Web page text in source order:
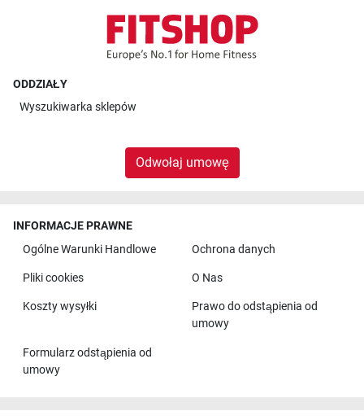
ODDZIAŁY
Wyszukiwarka sklepów
Odwołaj umowę
INFORMACJE PRAWNE
Ogólne Warunki Handlowe
Ochrona danych
Pliki cookies O Nas
Koszty wysyłki
Prawo do odstąpienia od
umowy
Formularz odstąpienia od
umowy